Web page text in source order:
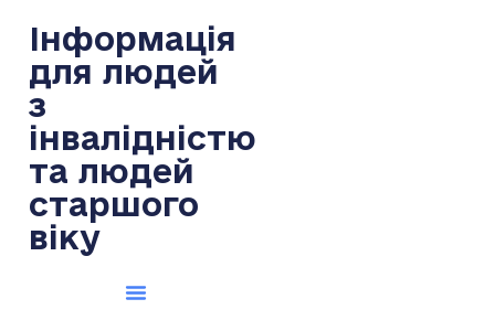
Інформація
для людей
з
інвалідністю
та людей
старшого
віку